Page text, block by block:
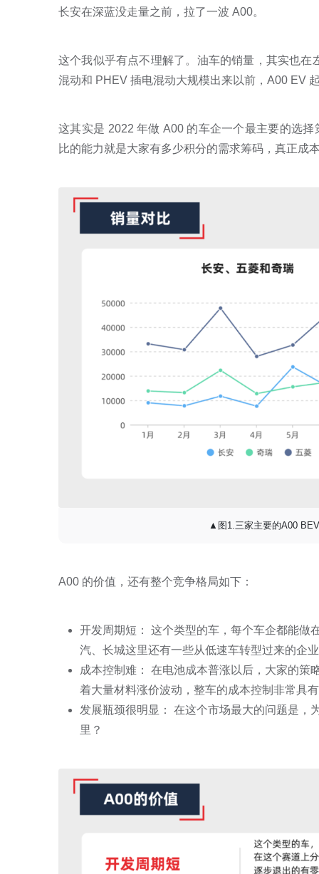
长安在深蓝没走量之前，拉了一波 A00。
这个我似乎有点不理解了。油车的销量，其实也
混动和 PHEV 插电混动大规模出来以前，A00 EV
这其实是 2022 年做 A00 的车企一个最主要的选
比的能力就是大家有多少积分的需求筹码，真正成
▲图1.三家主要的A00
A00 的价值，还有整个竞争格局如下：
开发周期短： 这个类型的车，每个车企都能做
汽、长城这里还有一些从低速车转型过来的企
成本控制难： 在电池成本普涨以后，大家的策
着大量材料涨价波动，整车的成本控制非常具
发展瓶颈很明显： 在这个市场最大的问题是，
里？